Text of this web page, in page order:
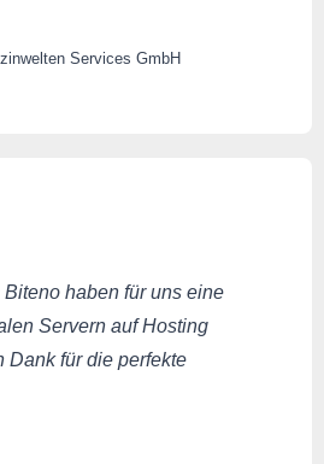
Services GmbH
Biteno haben für uns eine
Servern auf Hosting
Dank für die perfekte